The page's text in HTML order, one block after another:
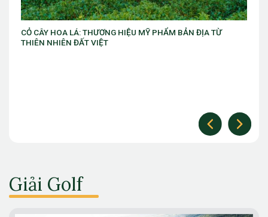
VIB ra mắt chương trình “VIB Swing – Mở khóa đặc quyền,
làm chủ thời cuộc” với ưu đãi Golf lên đến 10 triệu đồng
Giải Golf